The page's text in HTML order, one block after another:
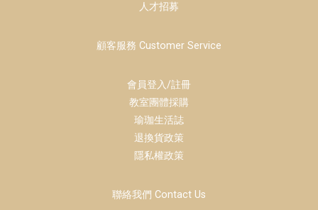
人才招募
顧客服務 Customer Service
會員登入/註冊
教室團體採購
瑜珈生活誌
退換貨政策
隱私權政策
聯絡我們 Contact Us